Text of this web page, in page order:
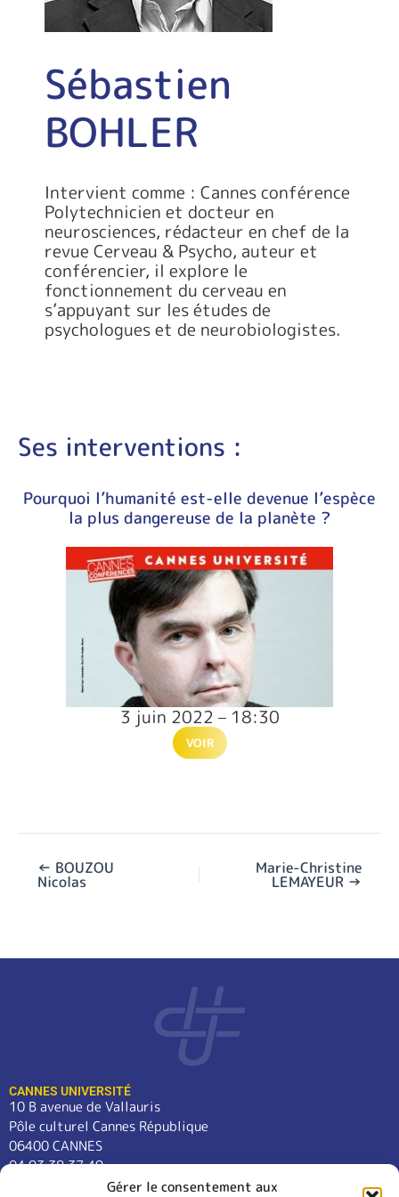
Gérer le consentement aux
Sébastien
BOHLER
Intervient comme : Cannes conférence
Polytechnicien et docteur en
neurosciences, rédacteur en chef de la
revue Cerveau & Psycho, auteur et
conférencier, il explore le
fonctionnement du cerveau en
s’appuyant sur les études de
psychologues et de neurobiologistes.
Ses interventions :
Pourquoi l’humanité est-elle devenue l’espèce
la plus dangereuse de la planète ?
3 juin 2022 – 18:30
VOIR
← BOUZOU
Nicolas
Marie-Christine
LEMAYEUR →
CANNES UNIVERSITÉ
10 B avenue de Vallauris
Pôle culturel Cannes République
06400 CANNES
04 93 38 37 49
contact@cannes-universite.fr